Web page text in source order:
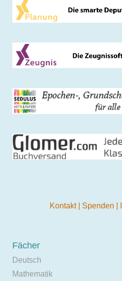
Kontakt Spenden
Fächer
Deutsch
Mathematik